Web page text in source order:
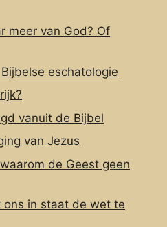
meer van God? Of
eschatologie
vanuit de Bijbel
van Jezus
de Geest geen
ons in staat de wet te